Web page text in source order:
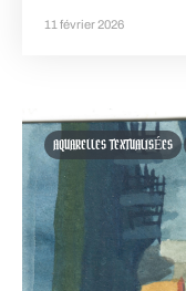
11 février 2026
AQUARELLES TEXTUALISÉES